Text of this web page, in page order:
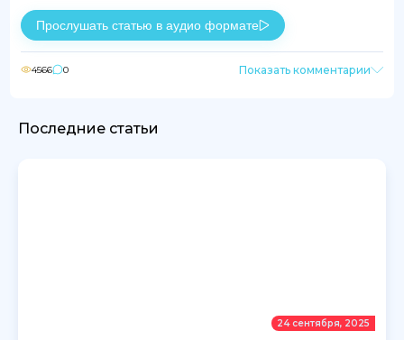
Прослушать статью в аудио формате
4566 0 Показать комментарии
Последние статьи
24 сентября, 2025